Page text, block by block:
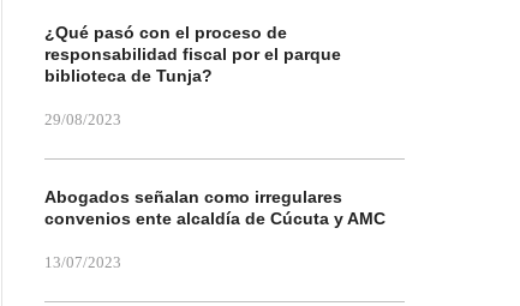
¿Qué pasó con el proceso de
responsabilidad fiscal por el parque
biblioteca de Tunja?
29/08/2023
Abogados señalan como irregulares
convenios ente alcaldía de Cúcuta y AMC
13/07/2023